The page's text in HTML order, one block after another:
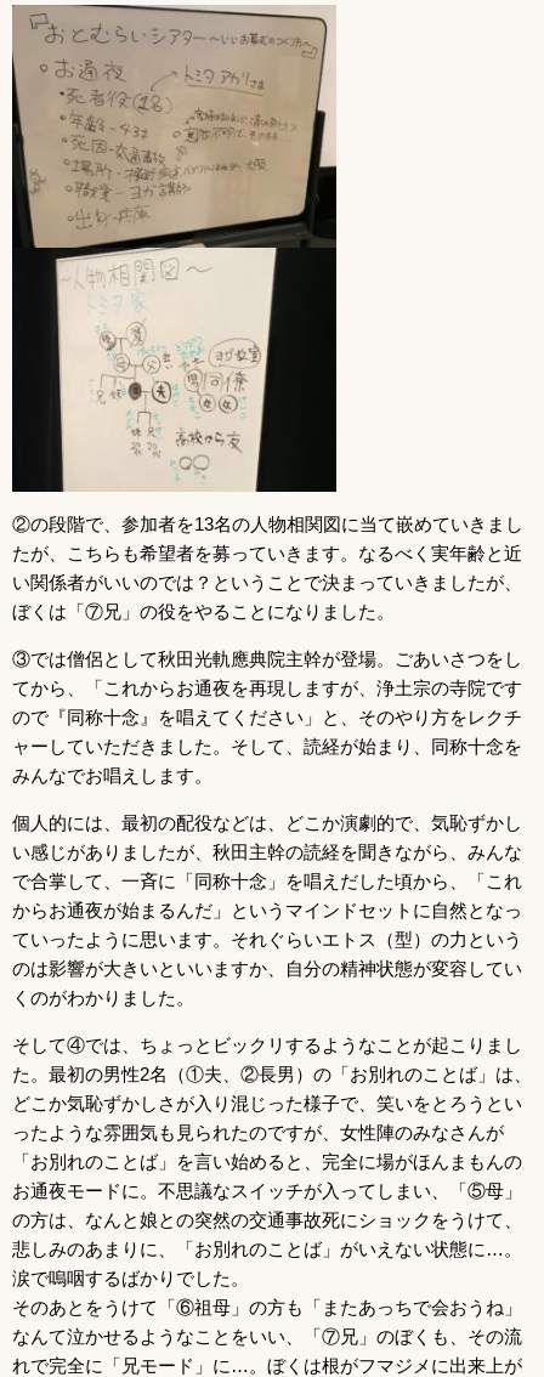
②の段階で、参加者を13名の人物相関図に当て嵌めていきまし
たが、こちらも希望者を募っていきます。なるべく実年齢と近
い関係者がいいのでは？ということで決まっていきましたが、
ぼくは「⑦兄」の役をやることになりました。
③では僧侶として秋田光軌應典院主幹が登場。ごあいさつをし
てから、「これからお通夜を再現しますが、浄土宗の寺院です
ので『同称十念』を唱えてください」と、そのやり方をレクチ
ャーしていただきました。そして、読経が始まり、同称十念を
みんなでお唱えします。
個人的には、最初の配役などは、どこか演劇的で、気恥ずかし
い感じがありましたが、秋田主幹の読経を聞きながら、みんな
で合掌して、一斉に「同称十念」を唱えだした頃から、「これ
からお通夜が始まるんだ」というマインドセットに自然となっ
ていったように思います。それぐらいエトス（型）の力という
のは影響が大きいといいますか、自分の精神状態が変容してい
くのがわかりました。
そして④では、ちょっとビックリするようなことが起こりまし
た。最初の男性2名（①夫、②長男）の「お別れのことば」は、
どこか気恥ずかしさが入り混じった様子で、笑いをとろうとい
ったような雰囲気も見られたのですが、女性陣のみなさんが
「お別れのことば」を言い始めると、完全に場がほんまもんの
お通夜モードに。不思議なスイッチが入ってしまい、「⑤母」
の方は、なんと娘との突然の交通事故死にショックをうけて、
悲しみのあまりに、「お別れのことば」がいえない状態に…。
涙で嗚咽するばかりでした。
そのあとをうけて「⑥祖母」の方も「またあっちで会おうね」
なんて泣かせるようなことをいい、「⑦兄」のぼくも、その流
れで完全に「兄モード」に…。ぼくは根がフマジメに出来上が